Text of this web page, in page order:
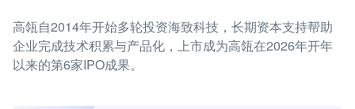
高瓴自2014年开始多轮投资海致科技，长期资本支持帮助
企业完成技术积累与产品化，上市成为高瓴在2026年开年
以来的第6家IPO成果。